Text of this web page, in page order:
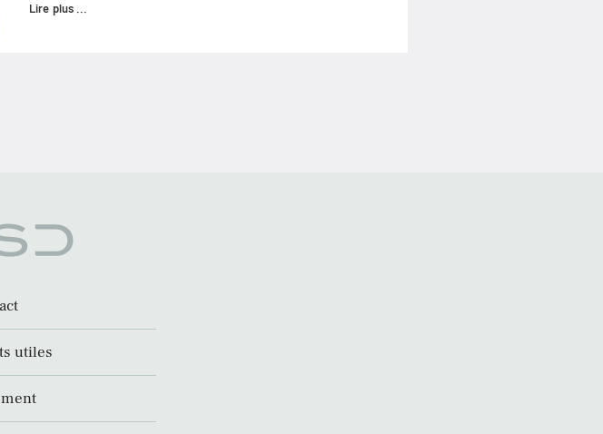
Lire plus ...
utiles